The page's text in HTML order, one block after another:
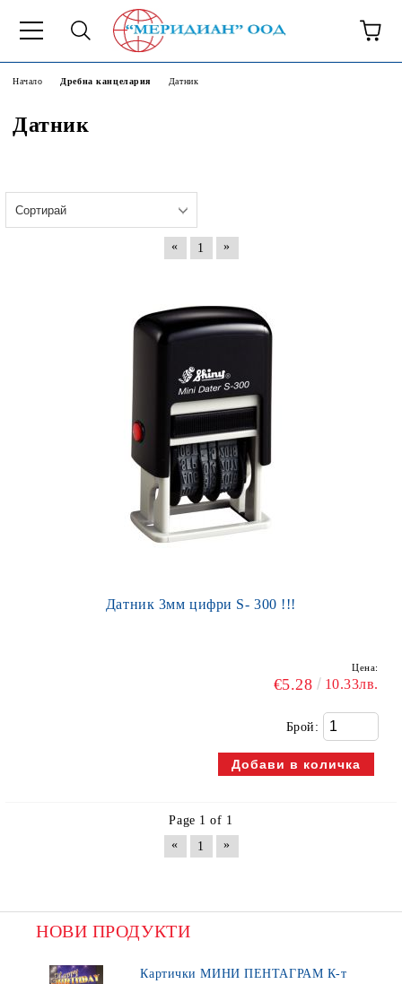
Начало Дребна канцелария Датник
Датник
« 1 »
Датник 3мм цифри S- 300 !!!
Цена:
€5.28 10.33лв.
Брой:
Page 1 of 1
«
1 »
НОВИ ПРОДУКТИ
Картички МИНИ ПЕНТАГРАМ К-т